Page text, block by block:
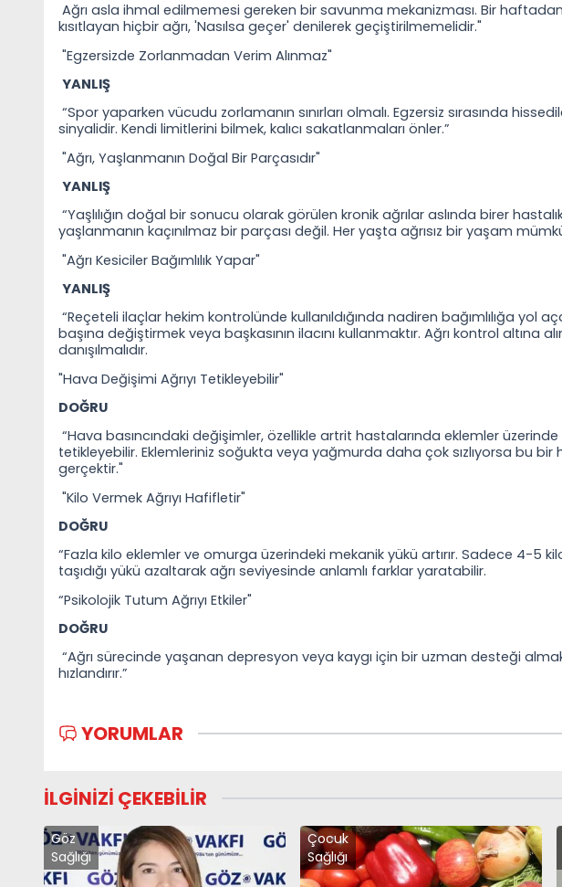
Ağrı asla ihmal edilmemesi gereken bir savunma mekanizması. Bir
kısıtlayan hiçbir ağrı, 'Nasılsa geçer' denilerek geçiştirilmemelidir."
"Egzersizde Zorlanmadan Verim Alınmaz"
YANLIŞ
“Spor yaparken vücudu zorlamanın sınırları olmalı. Egzersiz sırasında
sinyalidir. Kendi limitlerini bilmek, kalıcı sakatlanmaları önler.”
"Ağrı, Yaşlanmanın Doğal Bir Parçasıdır"
YANLIŞ
“Yaşlılığın doğal bir sonucu olarak görülen kronik ağrılar aslında birer
yaşlanmanın kaçınılmaz bir parçası değil. Her yaşta ağrısız bir yaşam
"Ağrı Kesiciler Bağımlılık Yapar"
YANLIŞ
“Reçeteli ilaçlar hekim kontrolünde kullanıldığında nadiren bağımlılığa yol
başına değiştirmek veya başkasının ilacını kullanmaktır. Ağrı kontrol altına
danışılmalıdır.
"Hava Değişimi Ağrıyı Tetikleyebilir"
DOĞRU
“Hava basıncındaki değişimler, özellikle artrit hastalarında eklemler üzerinde
tetikleyebilir. Eklemleriniz soğukta veya yağmurda daha çok sızlıyorsa bu bir
gerçektir."
"Kilo Vermek Ağrıyı Hafifletir"
DOĞRU
“Fazla kilo eklemler ve omurga üzerindeki mekanik yükü artırır. Sadece 4-5
taşıdığı yükü azaltarak ağrı seviyesinde anlamlı farklar yaratabilir.
“Psikolojik Tutum Ağrıyı Etkiler"
DOĞRU
“Ağrı sürecinde yaşanan depresyon veya kaygı için bir uzman desteği
hızlandırır.”
YORUMLAR
İLGİNİZİ ÇEKEBİLİR
Göz
Sağlığı
Çocuk
Sağlığı